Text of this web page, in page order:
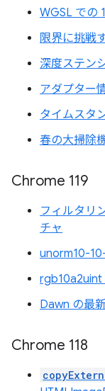
WGSL での
限界に挑戦
深度ステン
アダプター
タイムスタ
春の大掃除
Chrome 119
フィルタリ
チャ
unorm10-
rgb10a2uint
Dawn の最
Chrome 118